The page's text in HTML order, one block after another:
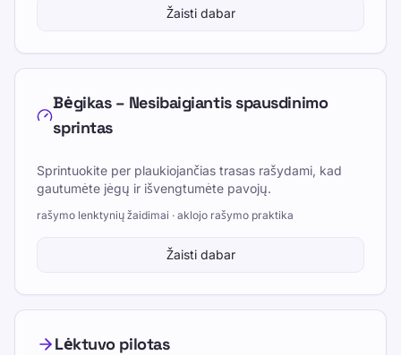
Žaisti dabar
Bėgikas – Nesibaigiantis spausdinimo
sprintas
Sprintuokite per plaukiojančias trasas rašydami, kad
gautumėte jėgų ir išvengtumėte pavojų.
rašymo lenktynių žaidimai · aklojo rašymo praktika
Žaisti dabar
Lėktuvo pilotas